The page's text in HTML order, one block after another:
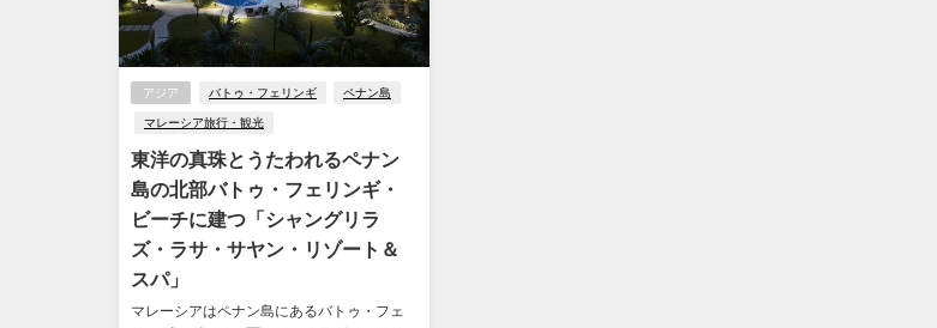
アジア バトゥ・フェリンギ ペナン島
マレーシア旅行・観光
東洋の真珠とうたわれるペナン
島の北部バトゥ・フェリンギ・
ビーチに建つ「シャングリラ
ズ・ラサ・サヤン・リゾート＆
スパ」
マレーシアはペナン島にあるバトゥ・フェ